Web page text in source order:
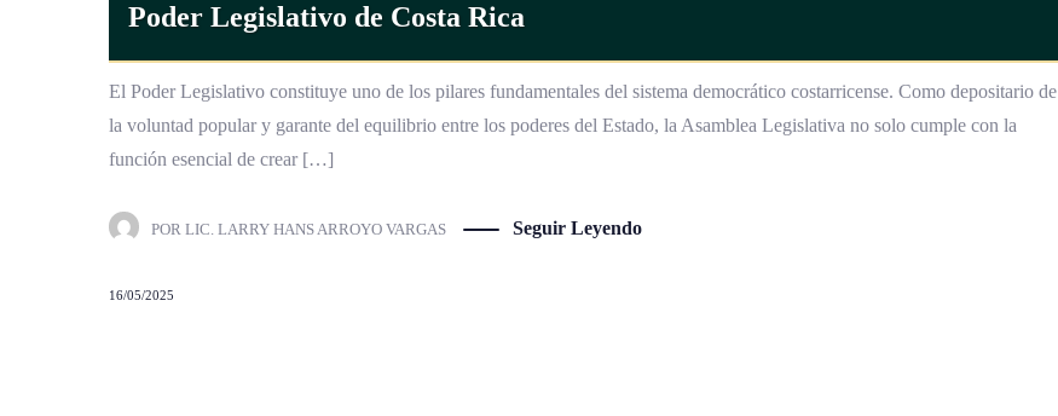
Poder Legislativo de Costa Rica
El Poder Legislativo constituye uno de los pilares fundamentales del sistema democrático costarricense. Como depositario de
la voluntad popular y garante del equilibrio entre los poderes del Estado, la Asamblea Legislativa no solo cumple con la
función esencial de crear […]
POR LIC. LARRY HANS ARROYO VARGAS Seguir Leyendo
16/05/2025